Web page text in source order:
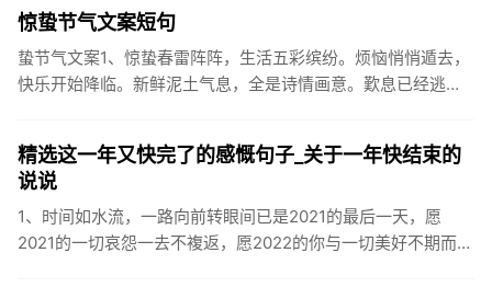
惊蛰节气文案短句
蛰节气文案1、惊蛰春雷阵阵，生活五彩缤纷。烦恼悄悄遁去，
快乐开始降临。新鲜泥土气息，全是诗情画意。歎息已经逃
精选这一年又快完了的感慨句子_关于一年快结束的
说说
1、时间如水流，一路向前转眼间已是2021的最后一天，愿
2021的一切哀怨一去不複返，愿2022的你与一切美好不期而